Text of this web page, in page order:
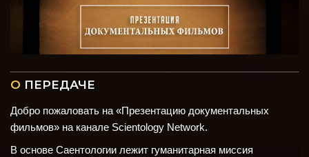
О ПЕРЕДАЧЕ
Добро пожаловать на «Презентацию документальных
фильмов» на канале Scientology Network.
В основе Саентологии лежит гуманитарная миссия